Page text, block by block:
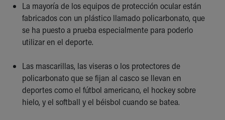
Visiting
Gift Shop
Department of Public Safety
Health Info
Healthy Info, Healthy Kids
Inside Children's Blog
KidsHealth Topics
Family Library
La mayoría de los equipos de protección ocular están
fabricados con un plástico llamado policarbonato, que
se ha puesto a prueba especialmente para poderlo
utilizar en el deporte.
Las mascarillas, las viseras o los protectores de
policarbonato que se fijan al casco se llevan en
deportes como el fútbol americano, el hockey sobre
hielo, y el softball y el béisbol cuando se batea.